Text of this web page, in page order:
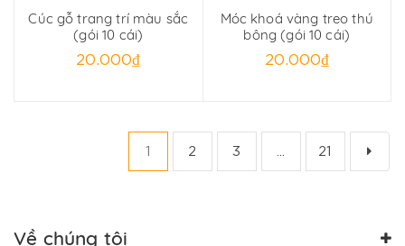
Cúc gỗ trang trí màu sắc
(gói 10 cái)
20.000₫
Móc khoá vàng treo thú
bông (gói 10 cái)
20.000₫
1 2 3 21
Về chúng tôi